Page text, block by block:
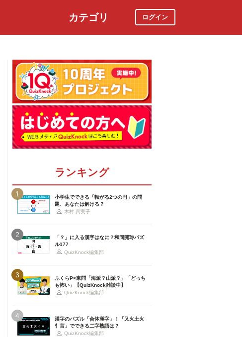
カテゴリ ログイン
ランキング
1
小学生でできる「転がる2つの円」の問
題、あなたは解ける？
木村 真実子
2
「？」に入る漢字はなに？和同開珎パズ
ル177
QuizKnock編集部
3
ふくらP×東問「海派？山派？」「どっち
も怖い」【QuizKnock雑談中】
QuizKnock編集部
4
漢字のパズル「合体漢字」！「又火土火
忄言」でできる二字熟語は？
QuizKnock編集部